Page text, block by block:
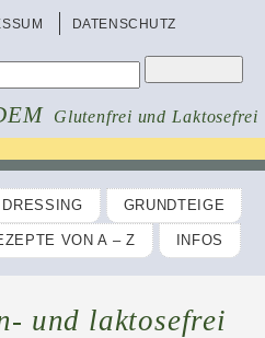
DATENSCHUTZ
Glutenfrei und Laktosefrei
GRUNDTEIGE
VON A – Z INFOS
und laktosefrei